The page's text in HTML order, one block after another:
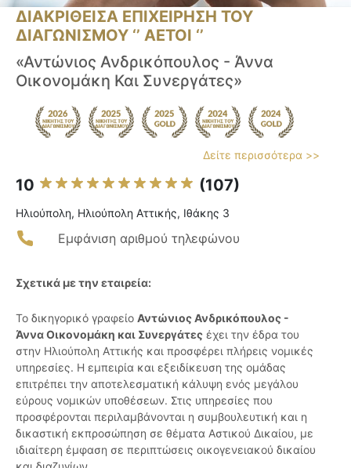
ΔΙΑΚΡΙΘΕΙΣΑ ΕΠΙΧΕΙΡΗΣΗ ΤΟΥ
ΔΙΑΓΩΝΙΣΜΟΥ ‘’ ΑΕΤΟΙ ‘’
«Αντώνιος Ανδρικόπουλος - Άννα
Οικονομάκη Και Συνεργάτες»
Δείτε περισσότερα >>
10 (107)
Ηλιούπολη, Ηλιούπολη Αττικής, Ιθάκης 3
Εμφάνιση αριθμού τηλεφώνου
Σχετικά με την εταιρεία:
Το δικηγορικό γραφείο Αντώνιος Ανδρικόπουλος -
Άννα Οικονομάκη και Συνεργάτες έχει την έδρα του
στην Ηλιούπολη Αττικής και προσφέρει πλήρεις νομικές
υπηρεσίες. Η εμπειρία και εξειδίκευση της ομάδας
επιτρέπει την αποτελεσματική κάλυψη ενός μεγάλου
εύρους νομικών υποθέσεων. Στις υπηρεσίες που
προσφέρονται περιλαμβάνονται η συμβουλευτική και η
δικαστική εκπροσώπηση σε θέματα Αστικού Δικαίου, με
ιδιαίτερη έμφαση σε περιπτώσεις οικογενειακού δικαίου